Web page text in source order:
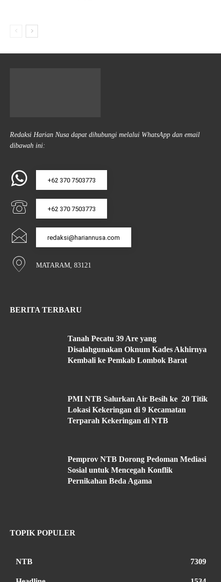
Redaksi Harian Nusa dapat dihubungi melalui WhatsApp dan email
dibawah ini:
+62 370 7503773
+62 370 7503773
redaksi@hariannusa.com
MATARAM, 83121
BERITA TERBARU
Tanah Pecatu 39 Are yang
Disalahgunakan Oknum Kades Akhirnya
Kembali ke Pemkab Lombok Barat
PMI NTB Salurkan Air Besih ke 20 Titik
Lokasi Kekeringan di 9 Kecamatan
Terparah Kekeringan di NTB
Pemprov NTB Dorong Pedoman Mediasi
Sosial untuk Mencegah Konflik
Pernikahan Beda Agama
TOPIK POPULER
NTB 7309